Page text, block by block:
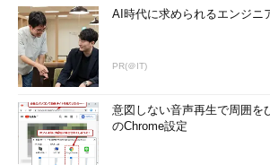
AI時代に求められるエンジニ
PR(＠IT)
意図しない音声再生で周囲を
のChrome設定